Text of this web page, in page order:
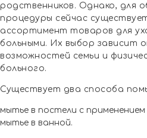
родственников. Однако, для
процедуры сейчас
ассортимент товаров для
больными. Их выбор зависит
возможностей семьи и
больного.
Существует два способа
мытье в постели с применением
мытье в ванной.